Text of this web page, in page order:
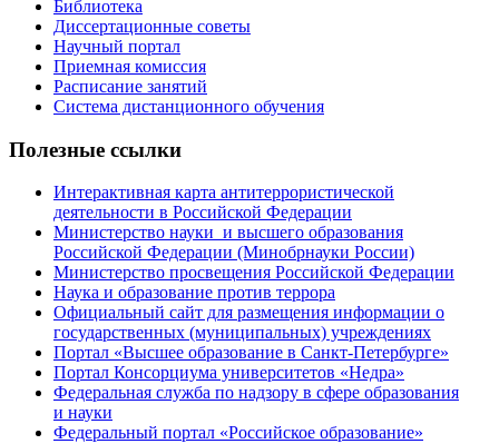
Библиотека
Диссертационные советы
Научный портал
Приемная комиссия
Расписание занятий
Система дистанционного обучения
Полезные ссылки
Интерактивная карта антитеррористической
деятельности в Российской Федерации
Министерство науки и высшего образования
Российской Федерации (Минобрнауки России)
Министерство просвещения Российской Федерации
Наука и образование против террора
Официальный сайт для размещения информации о
государственных (муниципальных) учреждениях
Портал «Высшее образование в Санкт-Петербурге»
Портал Консорциума университетов «Недра»
Федеральная служба по надзору в сфере образования
и науки
Федеральный портал «Российское образование»